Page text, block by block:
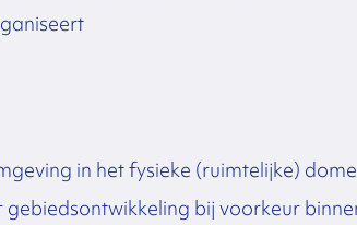
in het fysieke (ruimtelijke)
bij voorkeur